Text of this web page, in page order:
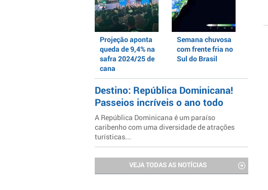
Projeção aponta
queda de 9,4% na
safra 2024/25 de
cana
Semana chuvosa
com frente fria no
Sul do Brasil
Destino: República Dominicana!
Passeios incríveis o ano todo
A República Dominicana é um paraíso
caribenho com uma diversidade de atrações
turísticas...
VEJA TODAS AS NOTÍCIAS